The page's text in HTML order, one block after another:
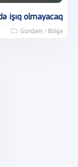
işıq olmayacaq
Gündəm / Bölgə